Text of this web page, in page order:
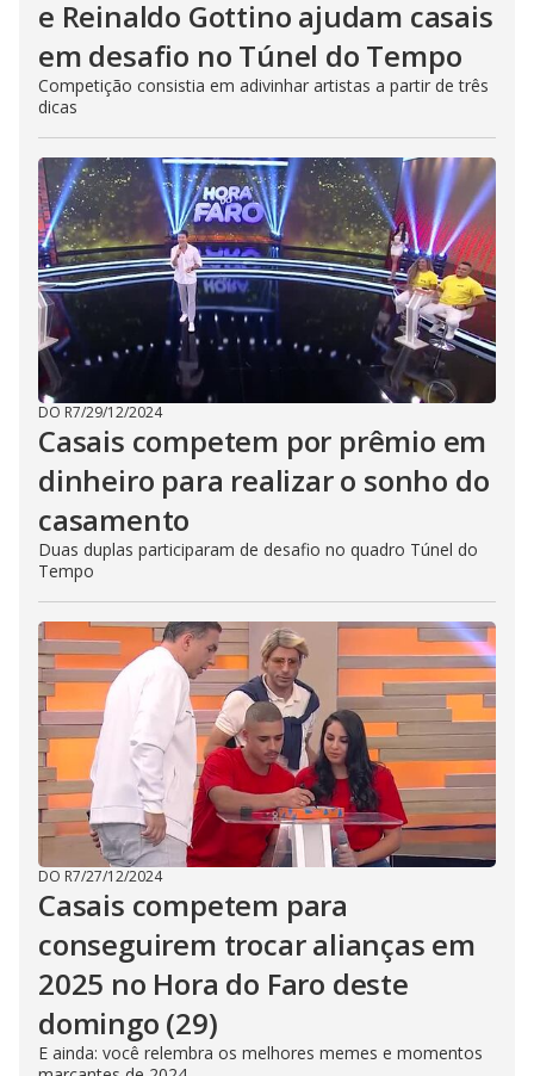
e Reinaldo Gottino ajudam casais
em desafio no Túnel do Tempo
Competição consistia em adivinhar artistas a partir de três
dicas
DO R7/29/12/2024
Casais competem por prêmio em
dinheiro para realizar o sonho do
casamento
Duas duplas participaram de desafio no quadro Túnel do
Tempo
DO R7/27/12/2024
Casais competem para
conseguirem trocar alianças em
2025 no Hora do Faro deste
domingo (29)
E ainda: você relembra os melhores memes e momentos